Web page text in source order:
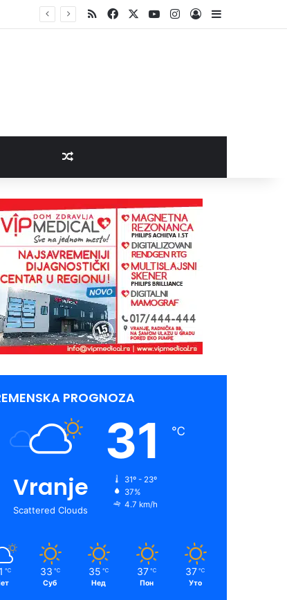
RSSFacebookYouTubeInstagram
Log InSidebar
Random Article
PROGNOZA
Vranje
Scattered Clouds
31 ℃
31º - 23º
37%
4.7 km/h
℃ 33 ℃
Суб
35 ℃
Нед
37 ℃
Пон
37 ℃
Уто